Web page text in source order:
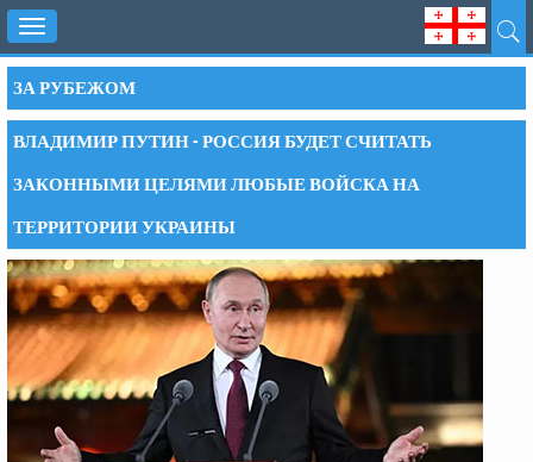
Toggle
navigation
ЗА РУБЕЖОМ
ВЛАДИМИР ПУТИН - РОССИЯ БУДЕТ СЧИТАТЬ
ЗАКОННЫМИ ЦЕЛЯМИ ЛЮБЫЕ ВОЙСКА НА
ТЕРРИТОРИИ УКРАИНЫ